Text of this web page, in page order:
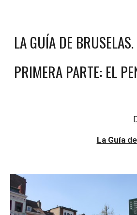
LA GUÍA DE BRUSELAS.
PRIMERA PARTE: EL
La Guía